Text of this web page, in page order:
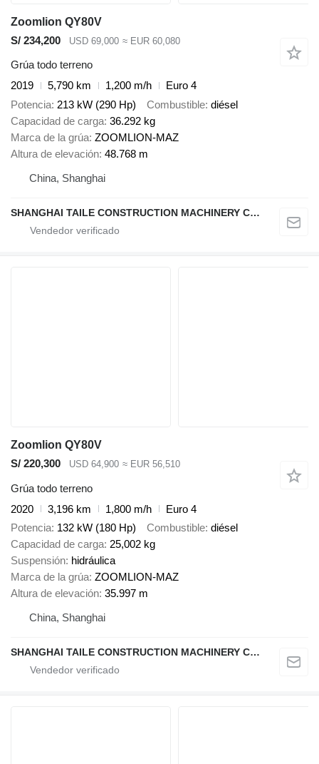
Zoomlion QY80V
S/ 234,200
USD 69,000 ≈ EUR 60,080
Grúa todo terreno
2019
5,790 km 1,200 m/h
Euro 4
Potencia 213 kW (290 Hp) Combustible diésel
Capacidad de carga 36.292 kg
Marca de la grúa ZOOMLION-MAZ
Altura de elevación 48.768 m
China, Shanghai
SHANGHAI TAILE CONSTRUCTION MACHINERY CO.,LID
Zoomlion QY80V
S/ 220,300
USD 64,900 ≈ EUR 56,510
Grúa todo terreno
2020
3,196 km 1,800 m/h
Euro 4
Potencia 132 kW (180 Hp) Combustible diésel
Capacidad de carga 25,002 kg
Suspensión hidráulica
Marca de la grúa ZOOMLION-MAZ
Altura de elevación 35.997 m
China, Shanghai
SHANGHAI TAILE CONSTRUCTION MACHINERY CO.,LID